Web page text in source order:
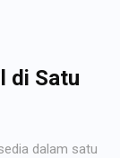
di Satu
dalam satu